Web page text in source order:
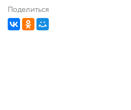
Поделиться